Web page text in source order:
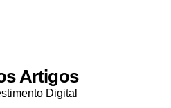
Artigos
Digital